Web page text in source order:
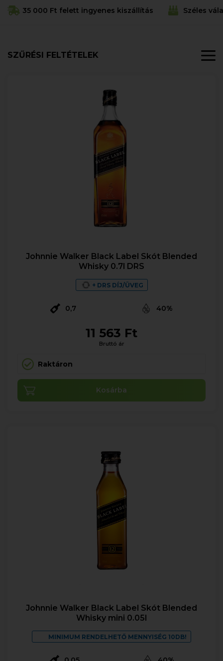
35 000 Ft felett ingyenes kiszállítás Széles
SZŰRÉSI FELTÉTELEK
Johnnie Walker Black Label Skót Blended
Whisky 0.7l DRS
+ DRS DÍJ/ÜVEG
0,7 40%
11 563 Ft
Bruttó ár
Raktáron
Kosárba
Johnnie Walker Black Label Skót Blended
Whisky mini 0.05l
MINIMUM RENDELHETŐ MENNYISÉG 10DB!